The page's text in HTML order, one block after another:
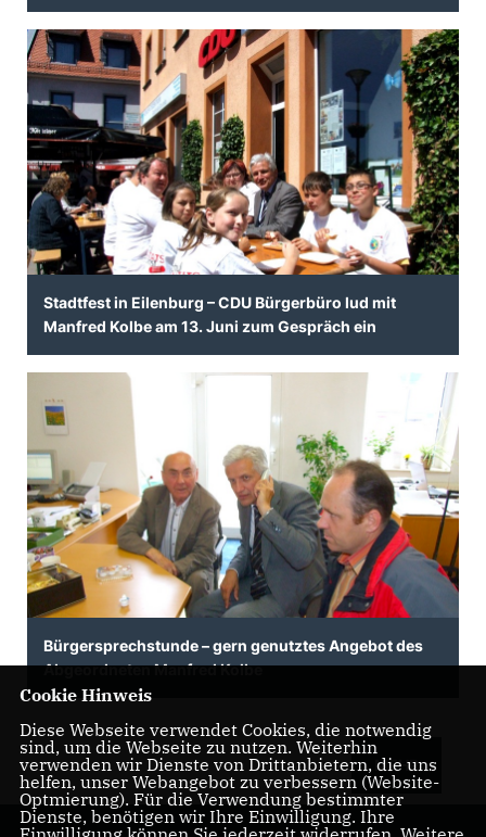
Stadtfest in Eilenburg – CDU Bürgerbüro lud mit
Manfred Kolbe am 13. Juni zum Gespräch ein
Bürgersprechstunde – gern genutztes Angebot des
Abgeordneten Manfred Kolbe
MEHR
Cookie Hinweis
Diese Webseite verwendet Cookies, die notwendig
sind, um die Webseite zu nutzen. Weiterhin
verwenden wir Dienste von Drittanbietern, die uns
helfen, unser Webangebot zu verbessern (Website-
Optmierung). Für die Verwendung bestimmter
Dienste, benötigen wir Ihre Einwilligung. Ihre